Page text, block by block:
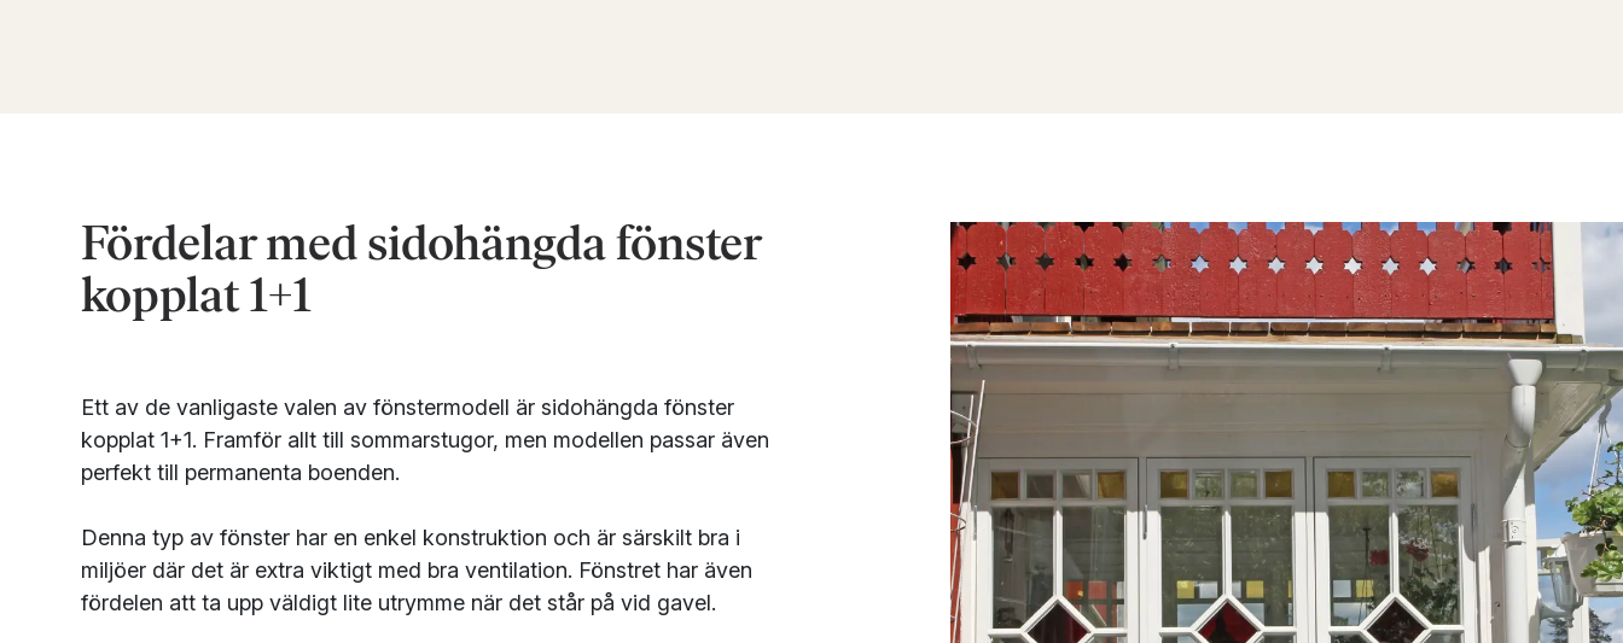
Fördelar med sidohängda fönster
kopplat 1+1
Ett av de vanligaste valen av fönstermodell är sidohängda fönster
kopplat 1+1. Framför allt till sommarstugor, men modellen passar även
perfekt till permanenta boenden.
Denna typ av fönster har en enkel konstruktion och är särskilt bra i
miljöer där det är extra viktigt med bra ventilation. Fönstret har även
fördelen att ta upp väldigt lite utrymme när det står på vid gavel.